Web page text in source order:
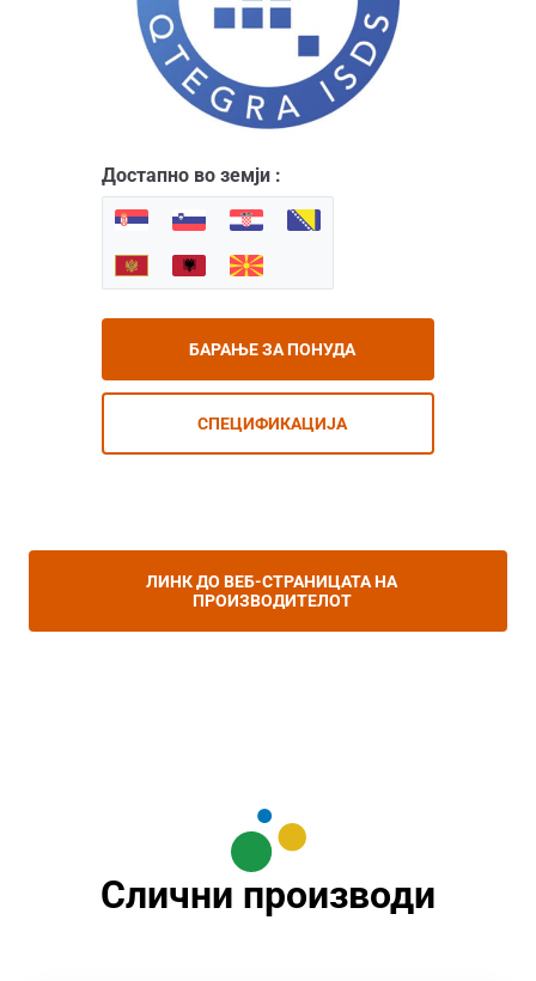
Достапно во земји :
БАРАЊЕ ЗА ПОНУДА
СПЕЦИФИКАЦИЈА
ЛИНК ДО ВЕБ-СТРАНИЦАТА НА
ПРОИЗВОДИТЕЛОТ
Слични производи